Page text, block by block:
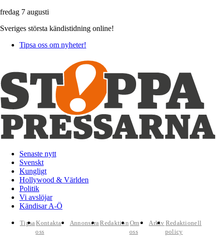
fredag 7 augusti
Sveriges största kändistidning online!
Tipsa oss om nyheter!
Senaste nytt
Svenskt
Kungligt
Hollywood & Världen
Politik
Vi avslöjar
Kändisar A-Ö
TipsaKontakta
oss
AnnonseraRedaktion Om
oss
Arkiv Redaktionell
policy